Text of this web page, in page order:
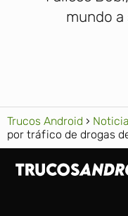
mundo a
Trucos Android
por tráfico de drogas